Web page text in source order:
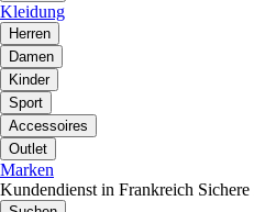
Kleidung
Herren
Damen
Kinder
Sport
Accessoires
Outlet
Marken
Kundendienst in Frankreich